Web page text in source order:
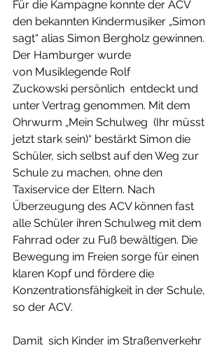
Für die Kampagne konnte der ACV
den bekannten Kindermusiker „Simon
sagt“ alias Simon Bergholz gewinnen.
Der Hamburger wurde
von Musiklegende Rolf
Zuckowski persönlich  entdeckt und
unter Vertrag genommen. Mit dem
Ohrwurm „Mein Schulweg  (Ihr müsst
jetzt stark sein)“ bestärkt Simon die
Schüler, sich selbst auf den Weg zur
Schule zu machen, ohne den
Taxiservice der Eltern. Nach
Überzeugung des ACV können fast
alle Schüler ihren Schulweg mit dem
Fahrrad oder zu Fuß bewältigen. Die
Bewegung im Freien sorge für einen
klaren Kopf und fördere die
Konzentrationsfähigkeit in der Schule,
so der ACV.
Damit  sich Kinder im Straßenverkehr